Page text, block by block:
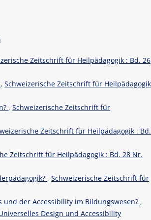
Zeitschrift für Heilpädagogik : Bd. 26
,Schweizerische Zeitschrift für Heilpädagogik
,Schweizerische Zeitschrift für
Zeitschrift für Heilpädagogik : Bd.
Zeitschrift für Heilpädagogik : Bd. 28 Nr.
,Schweizerische Zeitschrift für
und der Accessibility im Bildungswesen? ,
Design und Accessibility